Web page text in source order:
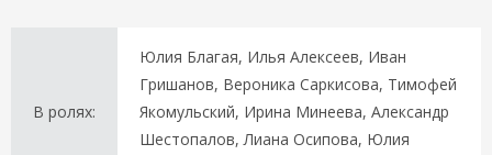
В ролях:
Юлия Благая, Илья Алексеев, Иван
Гришанов, Вероника Саркисова, Тимофей
Якомульский, Ирина Минеева, Александр
Шестопалов, Лиана Осипова, Юлия